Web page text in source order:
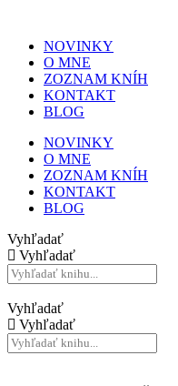
NOVINKY
O MNE
ZOZNAM KNÍH
KONTAKT
BLOG
NOVINKY
O MNE
ZOZNAM KNÍH
KONTAKT
BLOG
Vyhľadať
Vyhľadať
Vyhľadať
Vyhľadať